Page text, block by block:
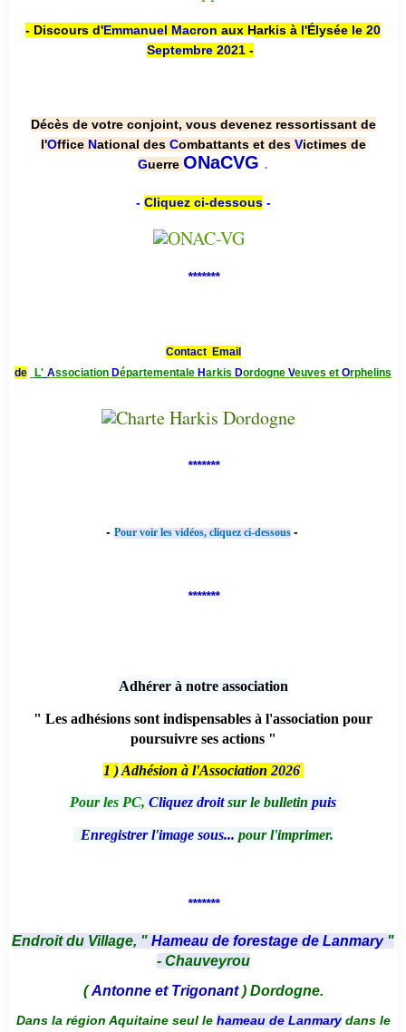
- Discours d'Emmanuel Macron aux Harkis à l'Élysée le 20
Septembre 2021 -
Décès de votre conjoint, vous devenez ressortissant de
l'Office National des Combattants et des Victimes de
Guerre ONaCVG .
- Cliquez ci-dessous-
*******
Contact Email
de
L' Association Départementale Harkis Dordogne Veuves et Orphelins
*******
- Pour voir les vidéos, cliquez ci-dessous -
*******
Adhérer à notre association
" Les adhésions sont indispensables à l'association pour
poursuivre ses actions "
1 ) Adhésion à l'Association 2026
Pour les PC, Cliquez droitsur le bulletin puis
Enregistrer l'image sous... pour l'imprimer.
*******
Endroit du Village, " Hameau de forestage de Lanmary "
- Chauveyrou
(Antonne et Trigonant) Dordogne.
Dans la région Aquitaine seul le hameau de Lanmarydans le